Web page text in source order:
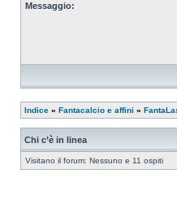
Messaggio:
Indice » Fantacalcio e affini »
Chi c’è in linea
Visitano il forum: Nessuno e 11 ospiti